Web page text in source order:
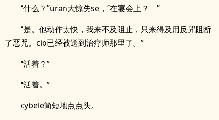
“什么？”uran大惊失se，“在宴会上？！”
“是。他动作太快，我来不及阻止，只来得及用反咒阻断
了恶咒。cio已经被送到治疗师那里了。”
“活着？”
“活着。”
cybele简短地点点头。